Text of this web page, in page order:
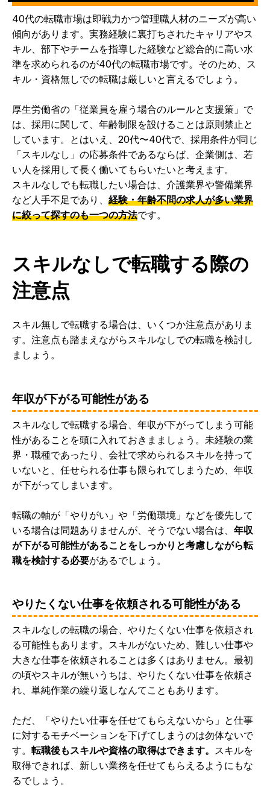
40代の転職市場は即戦力かつ管理職人材のニーズが高い
傾向があります。実務経験に裏打ちされたキャリアやス
キル、部下やチームを指導した経験など総合的に高い水
準を求められるのが40代の転職市場です。そのため、ス
キル・資格無しでの転職は厳しいと言えるでしょう。
厚生労働省の「従業員を雇う場合のルールと支援策」で
は、採用に関して、年齢制限を設けることは原則禁止と
しています。とはいえ、20代〜40代で、採用条件が同じ
「スキルなし」の応募条件であるならば、企業側は、若
い人を採用して長く働いてもらいたいと考えます。
スキルなしでも転職したい場合は、介護業界や警備業界
など人手不足であり、 経験・年齢不問の求人が多い業界
に絞って探すのも一つの方法です。
スキルなしで転職する際の
注意点
スキル無しで転職する場合は、いくつか注意点がありま
す。注意点も踏まえながらスキルなしでの転職を検討し
ましょう。
年収が下がる可能性がある
スキルなしで転職する場合、年収が下がってしまう可能
性があることを頭に入れておきまましょう。未経験の業
界・職種であったり、会社で求められるスキルを持って
いないと、任せられる仕事も限られてしまうため、年収
が下がってしまいます。
転職の軸が「やりがい」や「労働環境」などを優先して
いる場合は問題ありませんが、そうでない場合は、 年収
が下がる可能性があることをしっかりと考慮しながら転
職を検討する必要があるでしょう。
やりたくない仕事を依頼される可能性がある
スキルなしの転職の場合、やりたくない仕事を依頼され
る可能性もあります。スキルがないため、難しい仕事や
大きな仕事を依頼されることは多くはありません。最初
の頃やスキルが無いうちは、やりたくない仕事を依頼さ
れ、単純作業の繰り返しなんてこともあります。
ただ、「やりたい仕事を任せてもらえないから」と仕事
に対するモチベーションを下げてしまうのは勿体ないで
す。 転職後もスキルや資格の取得はできます。 スキルを
取得できれば、新しい業務を任せてもらえるようにもな
るでしょう。